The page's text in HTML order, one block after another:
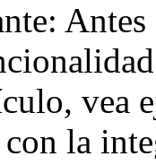
vea
la